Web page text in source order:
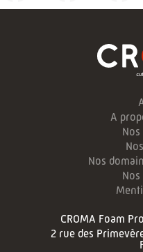
A
Nos
CROMA Foam
2 rue des